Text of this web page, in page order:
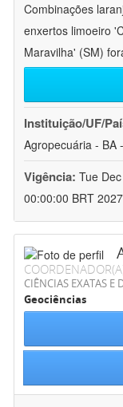
Combinações
enxertos limoeiro
Maravilha' (SM)
Instituição/UF/
Agropecuária - BA
Vigência: Tue
00:00:00 BRT 2027
CIÊNCIAS EXATAS E
Geociências